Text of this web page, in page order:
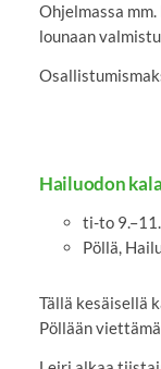
Ohjelmassa
lounaan
Hailuodon
ti-to
Pöllä,
Tällä kesäisellä
Pöllään